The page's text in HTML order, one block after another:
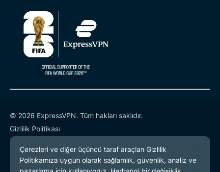
© 2026 ExpressVPN. Tüm hakları saklıdır.
Gizlilik Politikası
Hizmet Koşulları
Çerez Tercihleri